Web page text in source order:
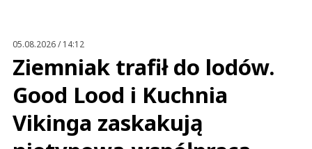
05.08.2026 / 14:12
Ziemniak trafił do lodów.
Good Lood i Kuchnia
Vikinga zaskakują